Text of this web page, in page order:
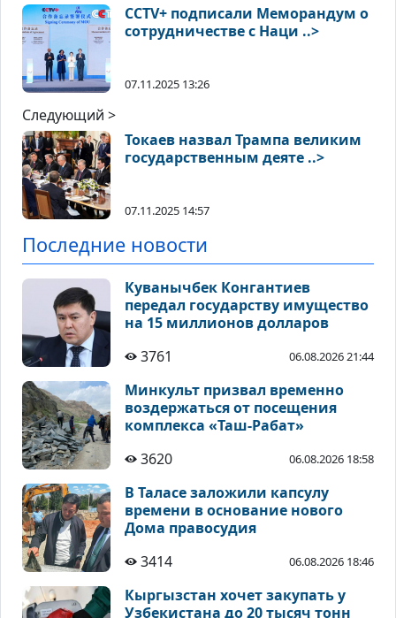
CCTV+ подписали Меморандум о
сотрудничестве с Наци ..>
07.11.2025 13:26
Следующий >
Токаев назвал Трампа великим
государственным деяте ..>
07.11.2025 14:57
Последние новости
Куванычбек Конгантиев
передал государству имущество
на 15 миллионов долларов
3761
06.08.2026 21:44
Минкульт призвал временно
воздержаться от посещения
комплекса «Таш-Рабат»
3620
06.08.2026 18:58
В Таласе заложили капсулу
времени в основание нового
Дома правосудия
3414
06.08.2026 18:46
Кыргызстан хочет закупать у
Узбекистана до 20 тысяч тонн